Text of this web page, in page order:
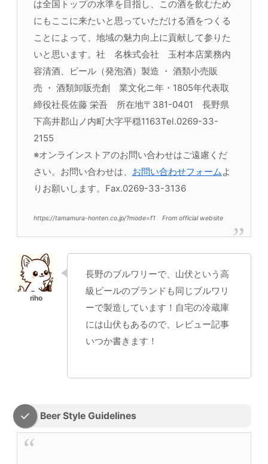
は全国トップの水準を目指し、この酒を飲むため
にもここに来たいと思っていただける酒をつくる
ことによって、地域の魅力向上に貢献して参りた
いと思います。社 名株式会社 玉村本店業務内
容清酒、ビール（発泡酒）製造 ・ 酒類小売販
売 ・ 酒類卸販売創 業文化ニ年・1805年代表取
締役社長佐藤 栄吾 所在地〒381-0401 長野県
下高井郡山ノ内町大字平穏1163Tel.0269-33-
2155
※オンラインストアのお問い合わせはご遠慮くだ
さい。お問い合わせは、 お問い合わせフォームよ
りお願いします。Fax.0269-33-3136
https://tamamura-honten.co.jp/?mode=f1 From official website
長野のブルワリーで、山伏という高
級ビールのブランドも同じブルワリ
ーで製造しています！自宅の冷蔵庫
には山伏もあるので、レビュー記事
いつか書きます！
Beer Style Guidelines